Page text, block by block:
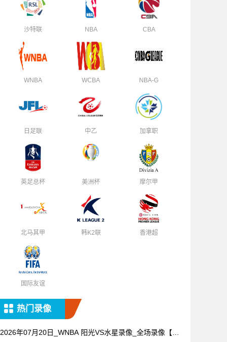
沙特联 NBA CBA
WNBA WCBA NBA-G
日足联 中乙 加拿职
英足总杯 美洲杯 摩尔甲
北马其甲 韩K2联 香港超
国际友谊
热门录像
2026年07月20日_WNBA 阳光VS水星录像_全场录像【全